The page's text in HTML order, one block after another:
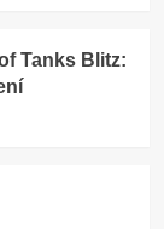
Tanks Blitz: